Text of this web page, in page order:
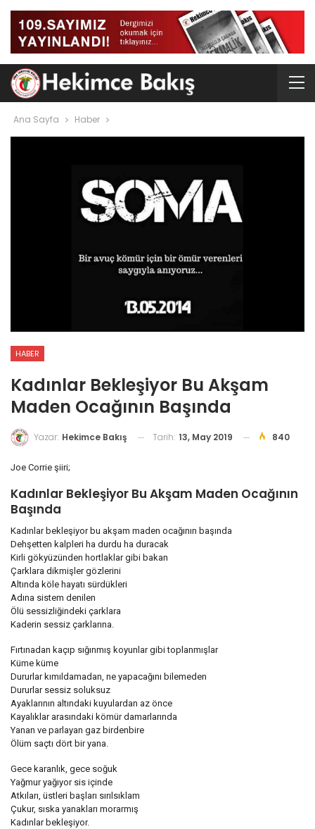
Ana Sayfa Haber
HABER
Kadınlar Bekleşiyor Bu Akşam
Maden Ocağının Başında
Yazar: Hekimce Bakış Tarih: 13, May 2019 840
Joe Corrie şiiri;
Kadınlar Bekleşiyor Bu Akşam Maden Ocağının
Başında
Kadınlar bekleşiyor bu akşam maden ocağının başında
Dehşetten kalpleri ha durdu ha duracak
Kirli gökyüzünden hortlaklar gibi bakan
Çarklara dikmişler gözlerini
Altında köle hayatı sürdükleri
Adına sistem denilen
Ölü sessizliğindeki çarklara
Kaderin sessiz çarklarına.
Fırtınadan kaçıp sığınmış koyunlar gibi toplanmışlar
Küme küme
Dururlar kımıldamadan, ne yapacağını bilemeden
Dururlar sessiz soluksuz
Ayaklarının altındaki kuyulardan az önce
Kayalıklar arasındaki kömür damarlarında
Yanan ve parlayan gaz birdenbire
Ölüm saçtı dört bir yana.
Gece karanlık, gece soğuk
Yağmur yağıyor sis içinde
Atkıları, üstleri başları sırılsıklam
Çukur, sıska yanakları morarmış
Kadınlar bekleşiyor.